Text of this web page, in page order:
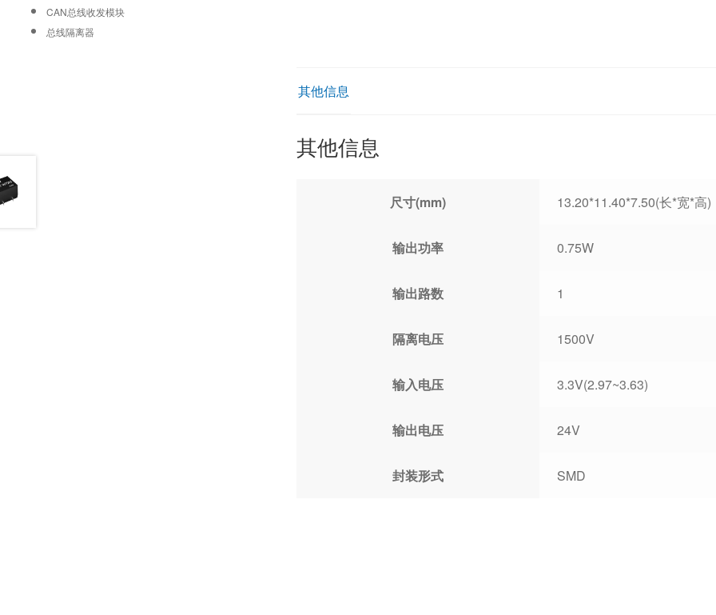
其他信息
其他信息
尺寸(mm) 13.20*11.40*7.50(长*宽*高)
输出功率 0.75W
输出路数 1
隔离电压 1500V
输入电压 3.3V(2.97~3.63)
输出电压 24V
封装形式 SMD
CAN总线收发模块
总线隔离器